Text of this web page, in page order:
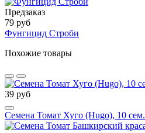
Предзаказ
79 руб
Фунгицид Строби
Похожие товары
39 руб
Семена Томат Хуго (Hugo), 10 сем.